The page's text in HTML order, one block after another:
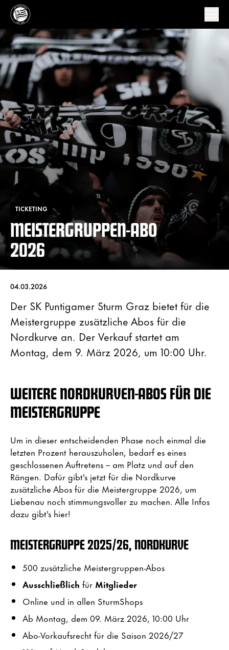
TICKETING
MEISTERGRUPPEN-ABO
2026
04.03.2026
Der SK Puntigamer Sturm Graz bietet für die
Meistergruppe zusätzliche Abos für die
Nordkurve an. Der Verkauf startet am
Montag, dem 9. März 2026, um 10:00 Uhr.
WEITERE NORDKURVEN-ABOS FÜR DIE
MEISTERGRUPPE
Um in dieser entscheidenden Phase noch einmal die
letzten Prozent herauszuholen, bedarf es eines
geschlossenen Auftretens – am Platz und auf den
Rängen. Dafür gibt's jetzt für die Nordkurve
zusätzliche Abos für die Meistergruppe 2026, um
Liebenau noch stimmungsvoller zu machen. Alle Infos
dazu gibt's hier!
MEISTERGRUPPE 2025/26, NORDKURVE
500 zusätzliche Meistergruppen-Abos
Ausschließlich für Mitglieder
Online und in allen SturmShops
Ab Montag, dem 09. März 2026, 10:00 Uhr
Abo-Vorkaufsrecht für die Saison 2026/27